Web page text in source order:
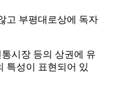
고 부평대로상에 독자
시장 등의 상권에 유
특성이 표현되어 있